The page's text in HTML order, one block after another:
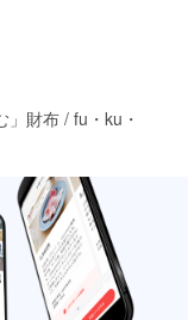
」財布 / fu・ku・